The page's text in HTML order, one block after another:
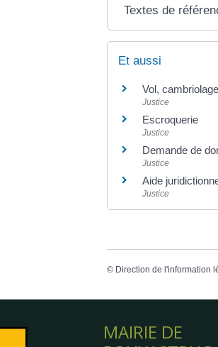
Textes de
Et aussi
Vol, cambriolage
Justice
Escroquerie
Justice
Demande de
Justice
Aide
Justice
© Direction de l'information
MAIRIE DE